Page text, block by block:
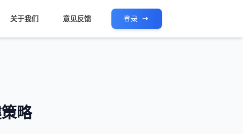
关于我们 意见反馈 登录
略